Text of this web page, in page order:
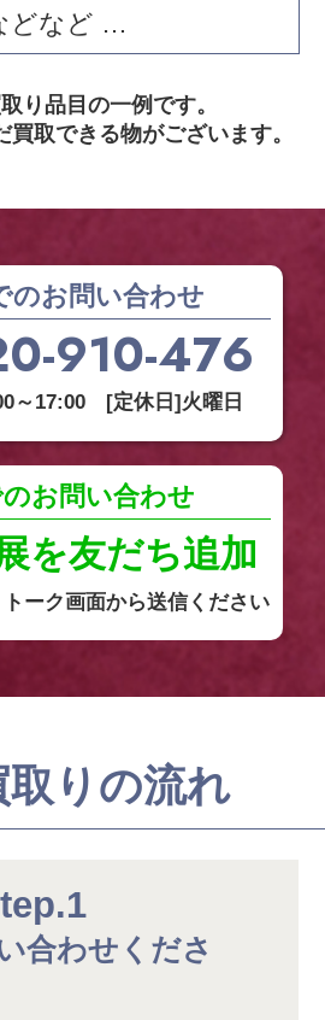
どなど …
り品目の一例です。
買取できる物がございます。
のお問い合わせ
910-476
～17:00 [定休日]火曜日
お問い合わせ
を友だち追加
ーク画面から送信ください
取りの流れ
合わせくださ